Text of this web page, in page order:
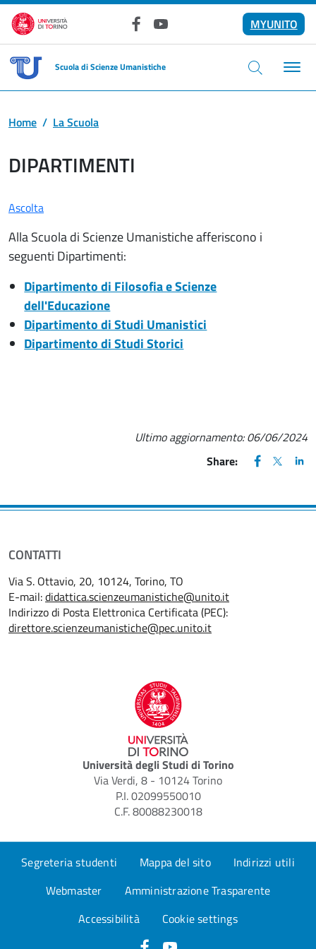
Salta al contenuto principale
FacebookYouTube
MYUNITO
Scuola di Scienze Umanistiche
Home La Scuola
DIPARTIMENTI
Ascolta
Alla Scuola di Scienze Umanistiche afferiscono i
seguenti Dipartimenti:
Dipartimento di Filosofia e Scienze
dell'Educazione
Dipartimento di Studi Umanistici
Dipartimento di Studi Storici
Ultimo aggiornamento:06/06/2024
Share:
FACEBOOK
(apre una
X
(apre
CONTATTI
Via S. Ottavio, 20, 10124, Torino, TO
E-mail:didattica.scienzeumanistiche@unito.it
Indirizzo di Posta Elettronica Certificata (PEC):
direttore.scienzeumanistiche@pec.unito.it
Università degli Studi di Torino
Via Verdi, 8 - 10124 Torino
P.I. 02099550010
C.F. 80088230018
Segreteria studenti Mappa del sito
Indirizzi utili
Webmaster
Amministrazione Trasparente
Accessibilità
Cookie settings